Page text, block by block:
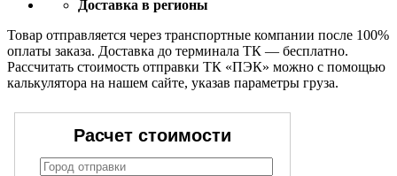
Доставка в регионы
Товар отправляется через транспортные компании после 100%
оплаты заказа. Доставка до терминала ТК — бесплатно.
Рассчитать стоимость отправки ТК «ПЭК» можно с помощью
калькулятора на нашем сайте, указав параметры груза.